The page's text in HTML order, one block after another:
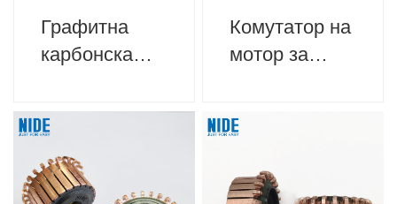
Графитна
карбонска
домашни
апарати
Комутатор на
мотор за
апарати